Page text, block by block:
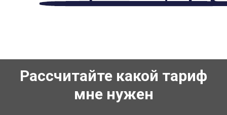
Рассчитайте какой тариф
мне нужен